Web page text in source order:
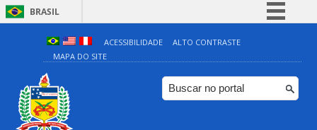
BRASIL
Simplifique!
Comunica BR
Participe
ACESSIBILIDADE
ALTO CONTRASTE
MAPA DO SITE